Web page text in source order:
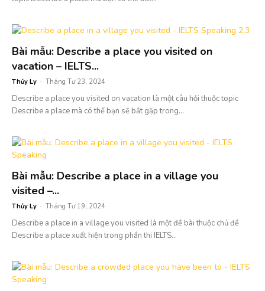
Bài mẫu: Describe a place you visited on
vacation – IELTS...
Thủy Ly - Tháng Tư 23, 2024
Describe a place you visited on vacation là một câu hỏi thuộc topic
Describe a place mà có thể bạn sẽ bắt gặp trong...
Bài mẫu: Describe a place in a village you
visited –...
Thủy Ly - Tháng Tư 19, 2024
Describe a place in a village you visited là một đề bài thuộc chủ đề
Describe a place xuất hiện trong phần thi IELTS...